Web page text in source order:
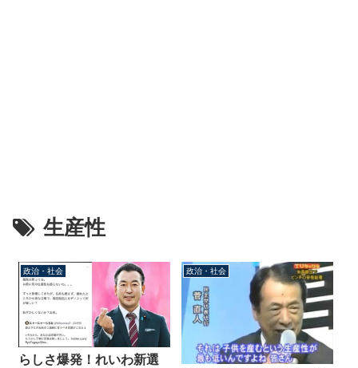
生産性
政治・社会
らしさ爆発！れいわ新選
政治・社会